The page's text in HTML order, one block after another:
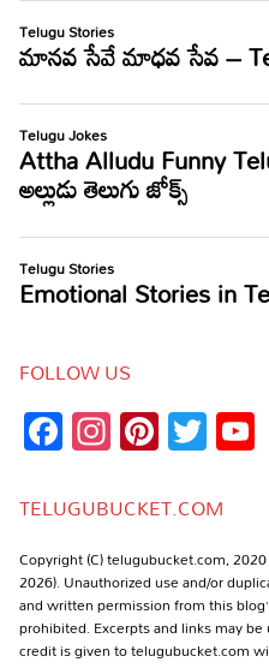
FOLLOW US
Facebook
Instagram
TELUGUBUCKET.COM
Copyright (C) telugubucket.com,
2026). Unauthorized use and/or
and written permission from this
prohibited. Excerpts and links may
credit is given to telugubucket.com